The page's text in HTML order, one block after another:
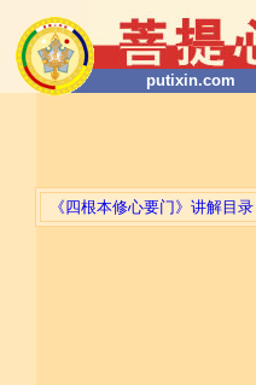
putixin.com
《四根本修心要门》讲解目录